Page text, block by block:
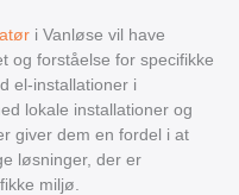
i Vanløse vil have
og forståelse for specifikke
el-installationer i
lokale installationer og
giver dem en fordel i at
løsninger, der er
miljø.